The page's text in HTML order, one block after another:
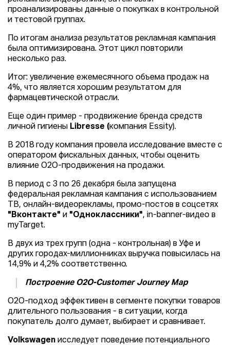
проанализированы данные о покупках в контрольной
и тестовой группах.
По итогам анализа результатов рекламная кампания
была оптимизирована. Этот цикл повторили
несколько раз.
Итог: увеличение ежемесячного объема продаж на
4%, что является хорошим результатом для
фармацевтической отрасли.
Еще один пример - продвижение бренда средств
личной гигиены Libresse (компания Essity).
В 2018 году компания провела исследование вместе с
оператором фискальных данных, чтобы оценить
влияние О2О-продвижения на продажи.
В период с 3 по 26 декабря была запущена
федеральная рекламная кампания с использованием
ТВ, онлайн-видеорекламы, промо-постов в соцсетях
"Вконтакте" и "Одноклассники", in-banner-видео в
myTarget.
В двух из трех групп (одна - контрольная) в Уфе и
других городах-миллионниках выручка повысилась на
14,9% и 4,2% соответственно.
Построение О2О-Customer Journey Map
О2О-подход эффективен в сегменте покупки товаров
длительного пользования - в ситуации, когда
покупатель долго думает, выбирает и сравнивает.
Volkswagen исследует поведение потенциального